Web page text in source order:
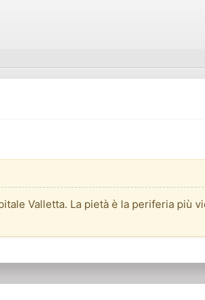
Valletta. La pietà è la periferia più